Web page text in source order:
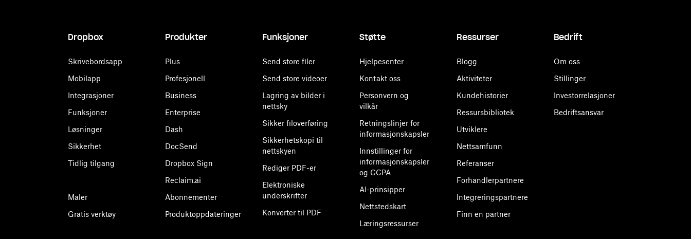
Dropbox
Skrivebordsapp
Mobilapp
Integrasjoner
Funksjoner
Løsninger
Sikkerhet
Tidlig tilgang
Maler
Gratis verktøy
Produkter
Plus
Profesjonell
Business
Enterprise
Dash
DocSend
Dropbox Sign
Reclaim.ai
Abonnementer
Produktoppdateringer
Funksjoner
Send store filer
Send store videoer
Lagring av bilder i
nettsky
Sikker filoverføring
Sikkerhetskopi til
nettskyen
Rediger PDF-er
Elektroniske
underskrifter
Konverter til PDF
Støtte
Hjelpesenter
Kontakt oss
Personvern og
vilkår
Retningslinjer for
informasjonskapsler
Innstillinger for
informasjonskapsler
og CCPA
AI-prinsipper
Nettstedskart
Læringsressurser
Ressurser
Blogg
Aktiviteter
Kundehistorier
Ressursbibliotek
Utviklere
Nettsamfunn
Referanser
Forhandlerpartnere
Integreringspartnere
Finn en partner
Bedrift
Om oss
Stillinger
Investorrelasjoner
Bedriftsansvar